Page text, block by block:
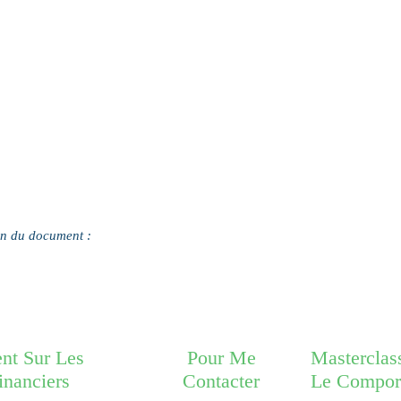
du document :
Sur Les
Pour Me
Contacter
Le